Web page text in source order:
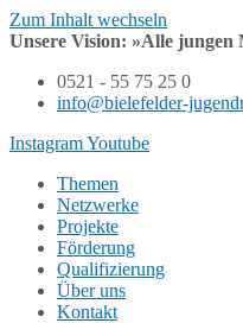
Zum Inhalt wechseln
Unsere Vision: »Alle jungen
0521 - 55 75 25 0
info@bielefelder-
InstagramYoutube
Themen
Netzwerke
Projekte
Förderung
Qualifizierung
Über uns
Kontakt